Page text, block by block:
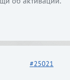
#25021